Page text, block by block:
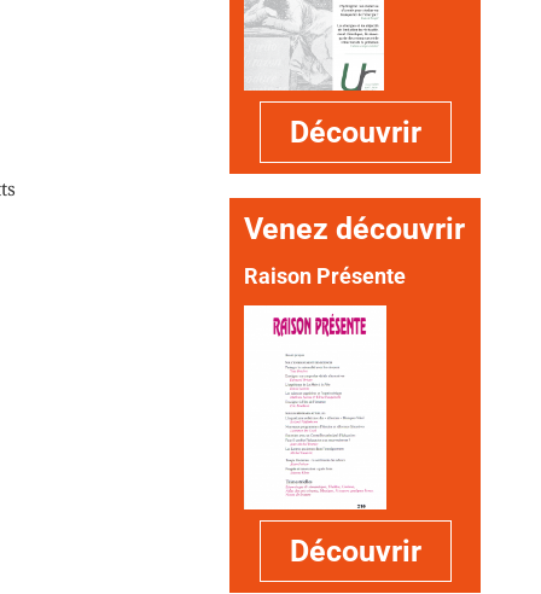
Découvrir
Venez découvrir
Raison Présente
Découvrir